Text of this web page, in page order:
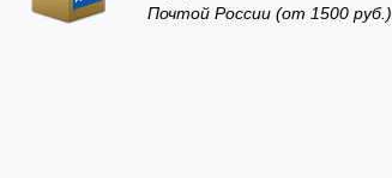
Почтой России (от 1500 руб.).